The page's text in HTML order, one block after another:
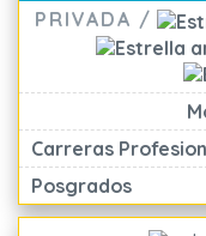
PRIVADA /
Carreras
Posgrados